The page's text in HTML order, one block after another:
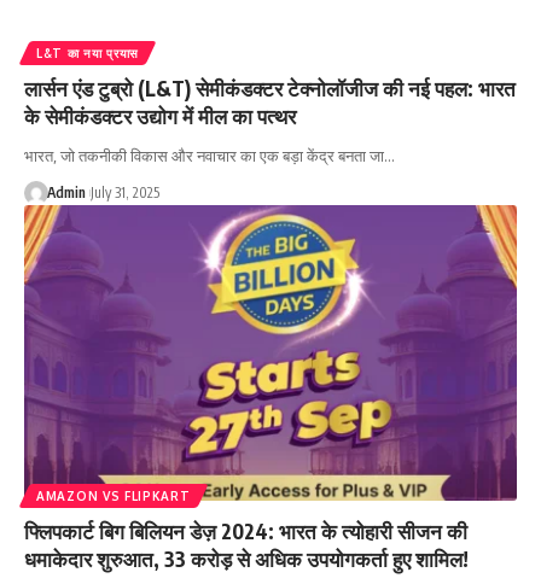
L&T का नया प्रयास
लार्सन एंड टुब्रो (L&T) सेमीकंडक्टर टेक्नोलॉजीज की नई पहल: भारत
के सेमीकंडक्टर उद्योग में मील का पत्थर
भारत, जो तकनीकी विकास और नवाचार का एक बड़ा केंद्र बनता जा…
Admin July 31, 2025
AMAZON VS FLIPKART
फ्लिपकार्ट बिग बिलियन डेज़ 2024: भारत के त्योहारी सीजन की
धमाकेदार शुरुआत, 33 करोड़ से अधिक उपयोगकर्ता हुए शामिल!